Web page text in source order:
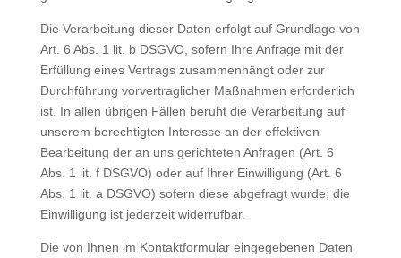
Die Verarbeitung dieser Daten erfolgt auf Grundlage von
Art. 6 Abs. 1 lit. b DSGVO, sofern Ihre Anfrage mit der
Erfüllung eines Vertrags zusammenhängt oder zur
Durchführung vorvertraglicher Maßnahmen erforderlich
ist. In allen übrigen Fällen beruht die Verarbeitung auf
unserem berechtigten Interesse an der effektiven
Bearbeitung der an uns gerichteten Anfragen (Art. 6
Abs. 1 lit. f DSGVO) oder auf Ihrer Einwilligung (Art. 6
Abs. 1 lit. a DSGVO) sofern diese abgefragt wurde; die
Einwilligung ist jederzeit widerrufbar.
Die von Ihnen im Kontaktformular eingegebenen Daten